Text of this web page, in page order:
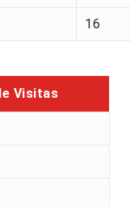
16
Visitas